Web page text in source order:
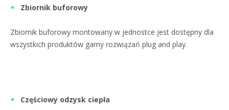
Zbiornik buforowy
Zbiornik buforowy montowany w jednostce jest dostępny dla
wszystkich produktów gamy rozwiązań plug and play.
Częściowy odzysk ciepła